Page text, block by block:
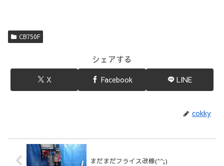
CB750F
シェアする
X Facebook LINE
cokky
まだまだフライス改修(^^;)